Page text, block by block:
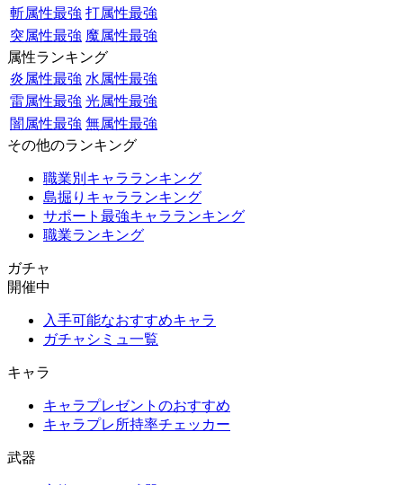
斬属性最強 打属性最強
突属性最強 魔属性最強
属性ランキング
炎属性最強 水属性最強
雷属性最強 光属性最強
闇属性最強 無属性最強
その他のランキング
職業別キャラランキング
島掘りキャラランキング
サポート最強キャラランキング
職業ランキング
ガチャ
開催中
入手可能なおすすめキャラ
ガチャシミュ一覧
キャラ
キャラプレゼントのおすすめ
キャラプレ所持率チェッカー
武器